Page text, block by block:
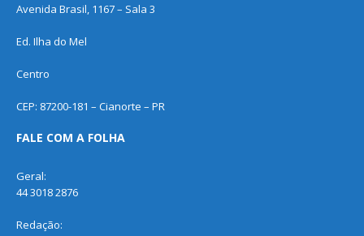
Avenida Brasil, 1167 – Sala 3
Ed. Ilha do Mel
Centro
CEP: 87200-181 – Cianorte – PR
FALE COM A FOLHA
Geral:
44 3018 2876
Redação: